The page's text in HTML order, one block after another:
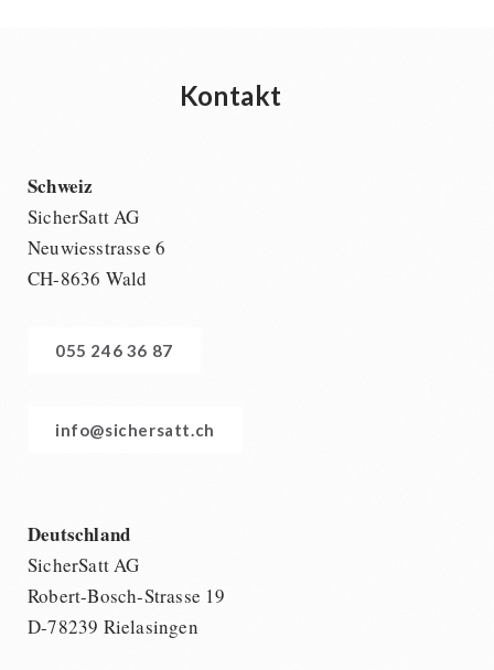
Kontakt
Schweiz
SicherSatt AG
Neuwiesstrasse 6
CH-8636 Wald
055 246 36 87
info@sichersatt.ch
Deutschland
SicherSatt AG
Robert-Bosch-Strasse 19
D-78239 Rielasingen